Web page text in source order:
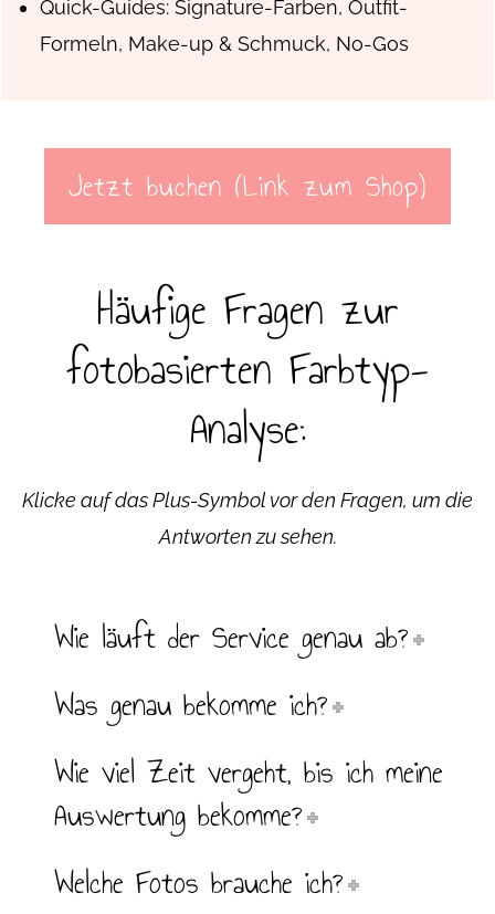
Quick-Guides: Signature-Farben, Outfit-
Formeln, Make-up & Schmuck, No-Gos
Jetzt buchen (Link zum Shop)
Häufige Fragen zur
fotobasierten Farbtyp-
Analyse:
Klicke auf das Plus-Symbol vor den Fragen, um die
Antworten zu sehen.
Wie läuft der Service genau ab?
Was genau bekomme ich?
Wie viel Zeit vergeht, bis ich meine
Auswertung bekomme?
Welche Fotos brauche ich?